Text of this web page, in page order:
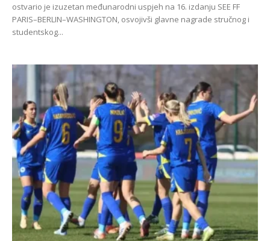
ostvario je izuzetan međunarodni uspjeh na 16. izdanju SEE FF
PARIS–BERLIN–WASHINGTON, osvojivši glavne nagrade stručnog i
studentskog...